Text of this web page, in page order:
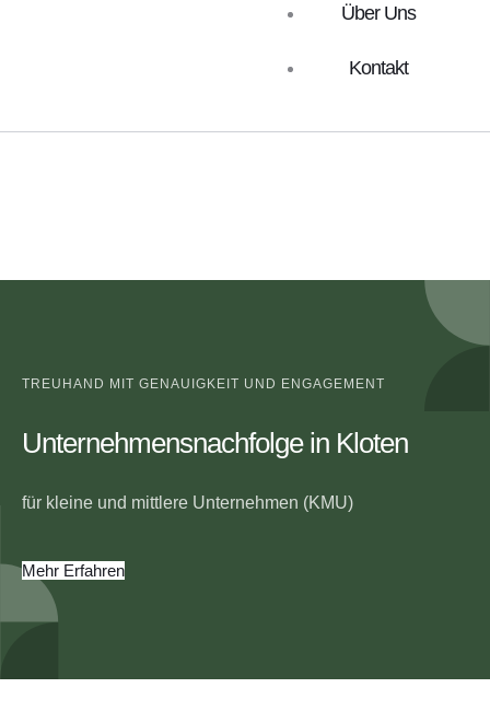
Über Uns
Kontakt
TREUHAND MIT GENAUIGKEIT UND ENGAGEMENT
Unternehmensnachfolge in Kloten
für kleine und mittlere Unternehmen (KMU)
Mehr Erfahren